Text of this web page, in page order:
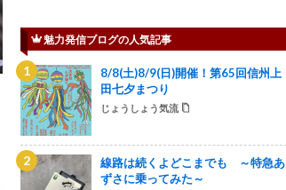
魅力発信ブログの人気記事
8/8(土)8/9(日)開催！第65回信州上
田七夕まつり
じょうしょう気流
線路は続くよどこまでも ～特急あ
ずさに乗ってみた～